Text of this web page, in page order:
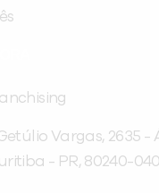
Getúlio Vargas, 2635 -
- PR, 80240-040